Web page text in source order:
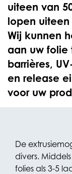
uiteen van
lopen uiteen
Wij kunnen
aan uw folie
barrières,
en release
voor uw
De
divers.
folies als 3-5